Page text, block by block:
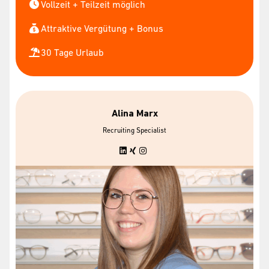
Vollzeit + Teilzeit möglich
Attraktive Vergütung + Bonus
30 Tage Urlaub
Alina Marx
Recruiting Specialist